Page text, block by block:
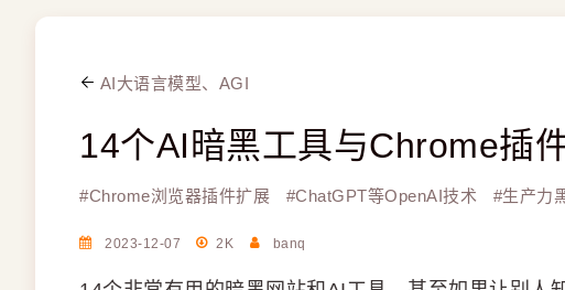
AI大语言模型、AGI
14个AI暗黑工具与Chrome插
#Chrome浏览器插件扩展 #ChatGPT等OpenAI技术 #生产力
2023-12-07 2K banq